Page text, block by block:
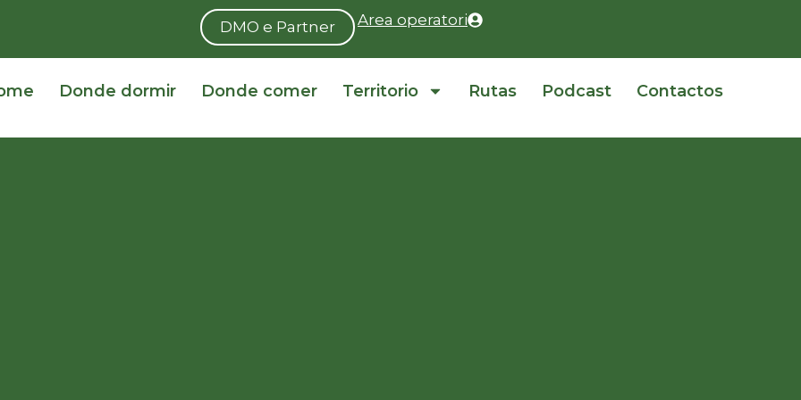
DMO e Partner Area operatori
Donde dormir Donde comer Territorio Rutas Podcast Contactos